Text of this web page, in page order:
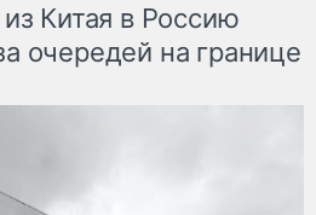
Китая в Россию
очередей на границе